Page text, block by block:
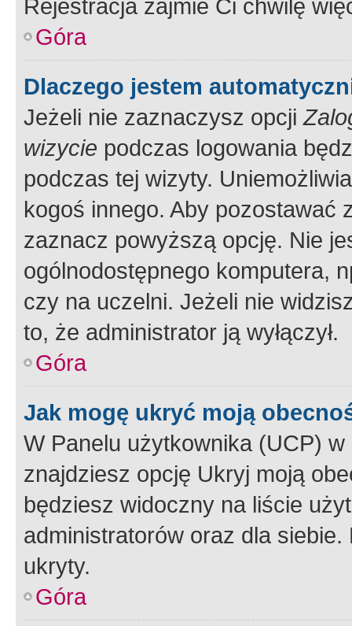
Rejestracja zajmie Ci chwilę
Góra
Dlaczego jestem
Jeżeli nie zaznaczysz opcji
wizycie podczas logowania
podczas tej wizyty.
kogoś innego. Aby pozostawać
zaznacz powyższą opcję. Nie
ogólnodostępnego komputera,
czy na uczelni. Jeżeli nie
to, że administrator ją wyłączył.
Góra
Jak mogę ukryć moją
W Panelu użytkownika (UCP) w
znajdziesz opcję Ukryj moją
będziesz widoczny na liście
administratorów oraz dla
ukryty.
Góra